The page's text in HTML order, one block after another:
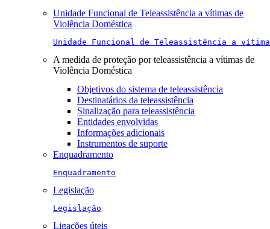
Unidade Funcional de Teleassistência a vítimas de
Violência Doméstica
Unidade Funcional de Teleassistência a
A medida de proteção por teleassistência a vítimas de
Violência Doméstica
Objetivos do sistema de teleassistência
Destinatários da teleassistência
Sinalização para teleassistência
Entidades envolvidas
Informações adicionais
Instrumentos de suporte
Enquadramento
Enquadramento
Legislação
Legislação
Ligações úteis